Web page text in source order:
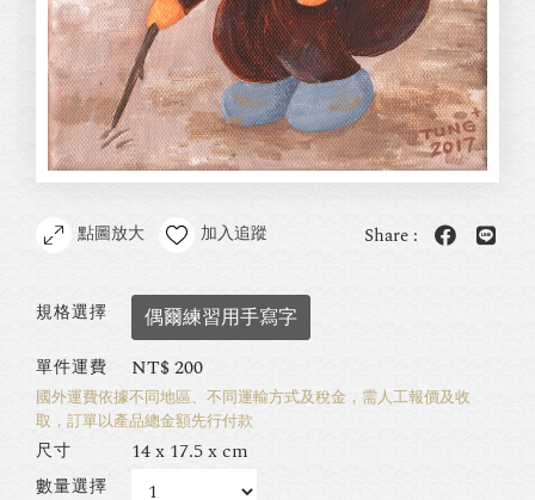
點圖放大 加入追蹤 Share :
規格選擇 偶爾練習用手寫字
單件運費 NT$200
國外運費依據不同地區、不同運輸方式及稅金，需人工報價及收
取，訂單以產品總金額先行付款
尺寸 14 x 17.5 x cm
數量選擇